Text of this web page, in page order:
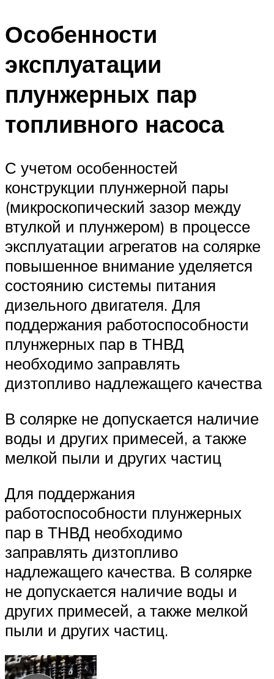
Особенности
эксплуатации
плунжерных пар
топливного насоса
С учетом особенностей
конструкции плунжерной пары
(микроскопический зазор между
втулкой и плунжером) в процессе
эксплуатации агрегатов на солярке
повышенное внимание уделяется
состоянию системы питания
дизельного двигателя. Для
поддержания работоспособности
плунжерных пар в ТНВД
необходимо заправлять
дизтопливо надлежащего качества
В солярке не допускается наличие
воды и других примесей, а также
мелкой пыли и других частиц
Для поддержания
работоспособности плунжерных
пар в ТНВД необходимо
заправлять дизтопливо
надлежащего качества. В солярке
не допускается наличие воды и
других примесей, а также мелкой
пыли и других частиц.